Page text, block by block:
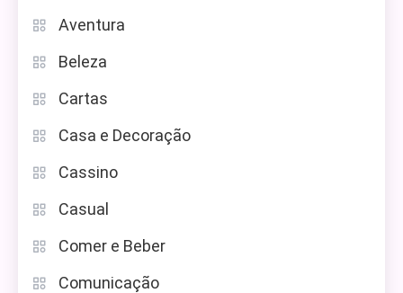
Aventura
Beleza
Cartas
Casa e Decoração
Cassino
Casual
Comer e Beber
Comunicação